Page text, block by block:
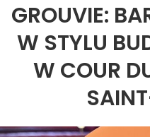
GROUVIE:
W STYLU
W COUR